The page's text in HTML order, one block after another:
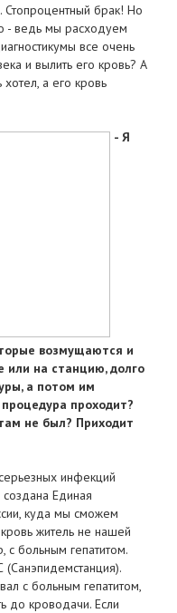
Стопроцентный брак! Но
- ведь мы расходуем
все очень
и вылить его кровь? А
а его кровь
- Я
возмущаются и
или на станцию, долго
а потом им
проходит?
не был? Приходит
инфекций
Единая
куда мы сможем
житель не нашей
с больным гепатитом.
с больным гепатитом,
до кроводачи. Если